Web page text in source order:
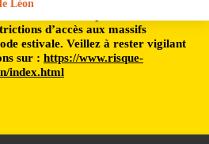
d’accès aux massifs
estivale. Veillez à rester vigilant
sur : https://www.risque-
index.html
Léon